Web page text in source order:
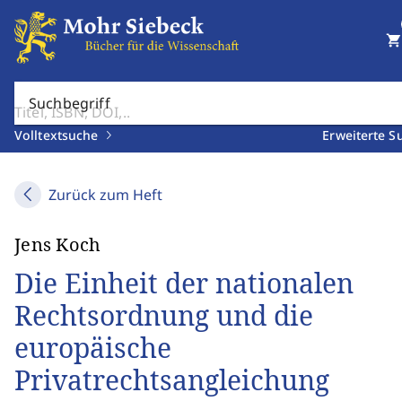
Suchbegriff
Volltextsuche Erweiterte
shopping_cart
Zurück zum Heft
Jens Koch
Die Einheit der nationalen
Rechtsordnung und die
europäische
Privatrechtsangleichung